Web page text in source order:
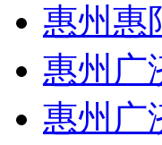
惠州惠
惠州广
惠州广